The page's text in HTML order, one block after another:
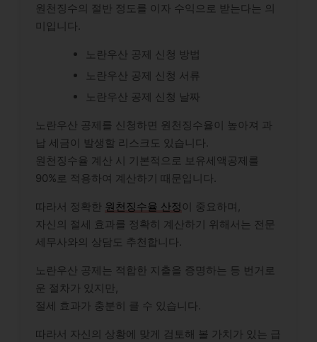
원천징수의 절반 정도를 이자 수익으로 받는다는 의
미입니다.
노란우산 공제 신청 방법
노란우산 공제 신청 서류
노란우산 공제 신청 날짜
노란우산 공제를 신청하면 원천징수율이 높아져 과
납 세금이 발생할 리스크도 있습니다.
원천징수율 계산 시 기본적으로 보유세액공제를
90%로 적용하여 계산하기 때문입니다.
따라서 정확한 원천징수율 산정 이 중요하며,
자신의 절세 효과를 정확히 계산하기 위해서는 전문
세무사와의 상담도 추천합니다.
노란우산 공제는 적합한 지출을 증명하는 등 번거로
운 절차가 있지만,
절세 효과가 충분히 클 수 있습니다.
따라서 자신의 상황에 맞게 검토해 볼 가치가 있는 급